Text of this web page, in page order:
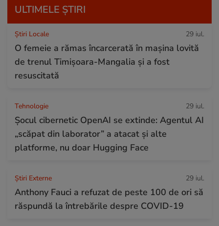
ULTIMELE ȘTIRI
Știri Locale 29 iul.
O femeie a rămas încarcerată în mașina lovită
de trenul Timișoara-Mangalia şi a fost
resuscitată
Tehnologie 29 iul.
Șocul cibernetic OpenAI se extinde: Agentul AI
„scăpat din laborator” a atacat și alte
platforme, nu doar Hugging Face
Știri Externe 29 iul.
Anthony Fauci a refuzat de peste 100 de ori să
răspundă la întrebările despre COVID-19